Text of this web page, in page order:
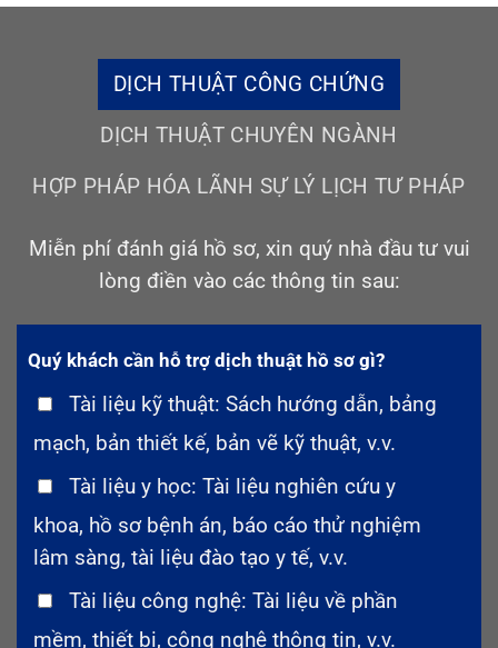
DỊCH THUẬT CÔNG CHỨNG
DỊCH THUẬT CHUYÊN NGÀNH
HỢP PHÁP HÓA LÃNH SỰ LÝ LỊCH TƯ PHÁP
Miễn phí đánh giá hồ sơ, xin quý nhà đầu tư vui
lòng điền vào các thông tin sau:
Quý khách cần hỗ trợ dịch thuật hồ sơ gì?
Tài liệu kỹ thuật: Sách hướng dẫn, bảng
mạch, bản thiết kế, bản vẽ kỹ thuật, v.v.
Tài liệu y học: Tài liệu nghiên cứu y
khoa, hồ sơ bệnh án, báo cáo thử nghiệm
lâm sàng, tài liệu đào tạo y tế, v.v.
Tài liệu công nghệ: Tài liệu về phần
mềm, thiết bị, công nghệ thông tin, v.v.